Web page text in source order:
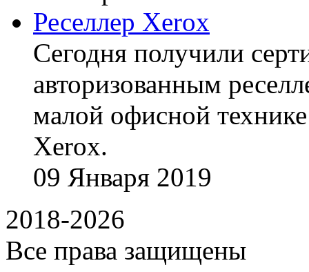
Реселлер Xerox
Сегодня получили
авторизованным
малой офисной
Xerox.
09 Января 2019
2018-2026
Все права защищены